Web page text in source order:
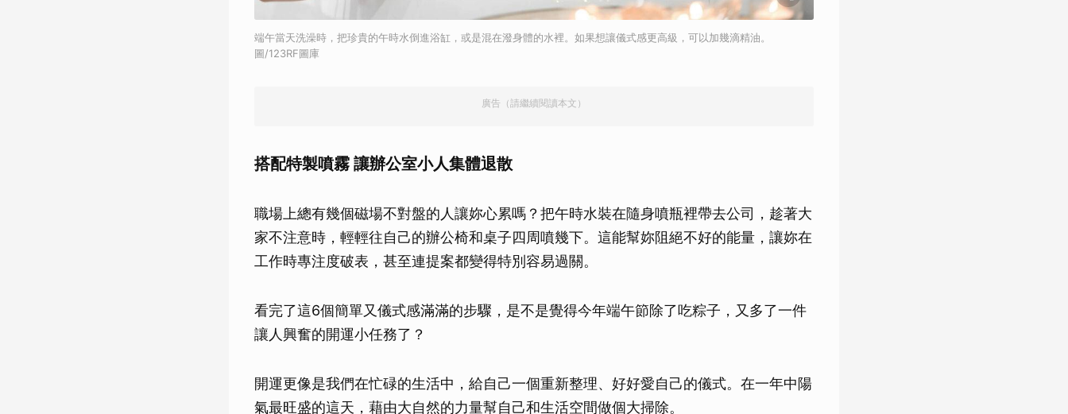
端午當天洗澡時，把珍貴的午時水倒進浴缸，或是混在潑身體的水裡。如果想讓儀式感更高級，可以加幾滴精油。
圖/123RF圖庫
廣告（請繼續閱讀本文）
搭配特製噴霧 讓辦公室小人集體退散
職場上總有幾個磁場不對盤的人讓妳心累嗎？把午時水裝在隨身噴瓶裡帶去公司，趁著大
家不注意時，輕輕往自己的辦公椅和桌子四周噴幾下。這能幫妳阻絕不好的能量，讓妳在
工作時專注度破表，甚至連提案都變得特別容易過關。
看完了這6個簡單又儀式感滿滿的步驟，是不是覺得今年端午節除了吃粽子，又多了一件
讓人興奮的開運小任務了？
開運更像是我們在忙碌的生活中，給自己一個重新整理、好好愛自己的儀式。在一年中陽
氣最旺盛的這天，藉由大自然的力量幫自己和生活空間做個大掃除。